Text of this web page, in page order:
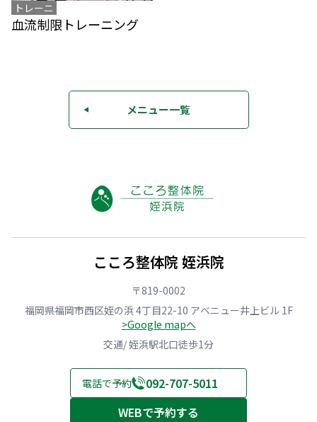
トレーニ
ング
血流制限トレーニング
◀ メニュー一覧
こころ整体院 姪浜院
〒819-0002
福岡県福岡市西区姪の浜 4丁目22-10 アベニュー井上ビル 1F
>Google mapへ
交通/ 姪浜駅北口徒歩1分
電話で予約
092-707-5011
WEBで予約する